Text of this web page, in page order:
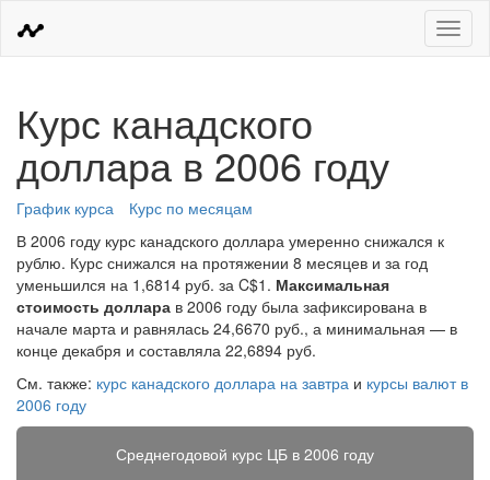
Меню
Курс канадского
доллара в 2006 году
График курса
Курс по месяцам
В 2006 году курс канадского доллара умеренно снижался к
рублю. Курс снижался на протяжении 8 месяцев и за год
уменьшился на 1,6814 руб. за C$1. Максимальная
стоимость доллара в 2006 году была зафиксирована в
начале марта и равнялась 24,6670 руб., а минимальная — в
конце декабря и составляла 22,6894 руб.
См. также: курс канадского доллара на завтра и курсы валют в
2006 году
Среднегодовой курс ЦБ в 2006 году